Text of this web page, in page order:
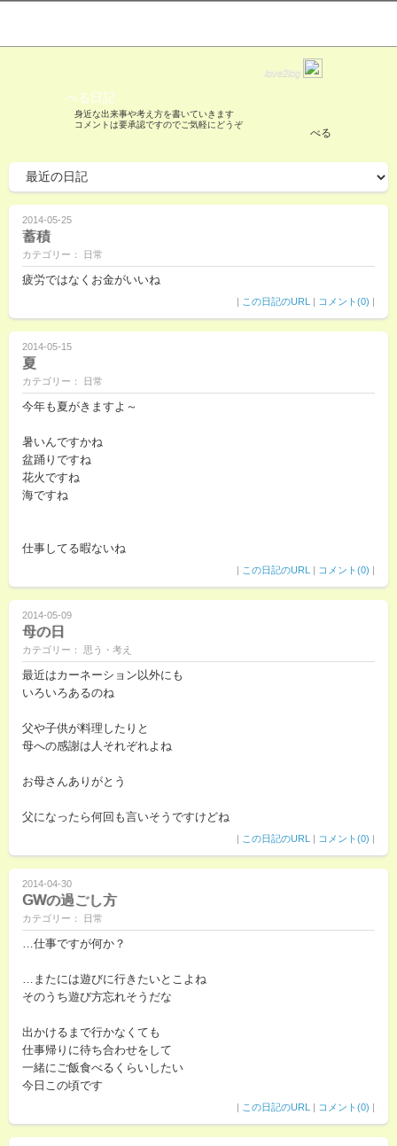
love2log
べる日記
身近な出来事や考え方を書いていきます
コメントは要承認ですのでご気軽にどうぞ
べる
2014-05-25
蓄積
カテゴリー： 日常
疲労ではなくお金がいいね
| この日記のURL | コメント(0) |
2014-05-15
夏
カテゴリー： 日常
今年も夏がきますよ～
暑いんですかね
盆踊りですね
花火ですね
海ですね
仕事してる暇ないね
| この日記のURL | コメント(0) |
2014-05-09
母の日
カテゴリー： 思う・考え
最近はカーネーション以外にも
いろいろあるのね
父や子供が料理したりと
母への感謝は人それぞれよね
お母さんありがとう
父になったら何回も言いそうですけどね
| この日記のURL | コメント(0) |
2014-04-30
GWの過ごし方
カテゴリー： 日常
…仕事ですが何か？
…またには遊びに行きたいとこよね
そのうち遊び方忘れそうだな
出かけるまで行かなくても
仕事帰りに待ち合わせをして
一緒にご飯食べるくらいしたい
今日この頃です
| この日記のURL | コメント(0) |